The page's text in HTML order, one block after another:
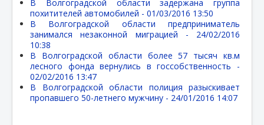
В Волгоградской области задержана группа
похитителей автомобилей - 01/03/2016 13:50
В Волгоградской области предприниматель
занимался незаконной миграцией - 24/02/2016
10:38
В Волгоградской области более 57 тысяч кв.м
лесного фонда вернулись в госсобственность -
02/02/2016 13:47
В Волгоградской области полиция разыскивает
пропавшего 50-летнего мужчину - 24/01/2016 14:07